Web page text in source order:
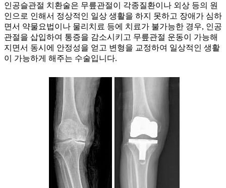
인공슬관절 치환술은 무릎관절이 각종질환이나 외상 등의 원
인으로 인해서 정상적인 일상 생활을 하지 못하고 장애가 심하
면서 약물요법이나 물리치료 등에 치료가 불가능한 경우, 인공
관절을 삽입하여 통증을 감소시키고 무릎관절 운동이 가능해
지면서 동시에 안정성을 얻고 변형을 교정하여 일상적인 생활
이 가능하게 해주는 수술입니다.